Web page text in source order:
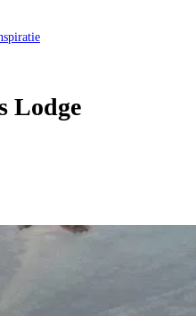
Lodge